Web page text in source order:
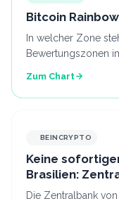
Bitcoin
In welcher Zone
Bewertungszonen
Zum Chart
BEINCRYPTO
Keine
Brasilien:
ein
Die Zentralbank